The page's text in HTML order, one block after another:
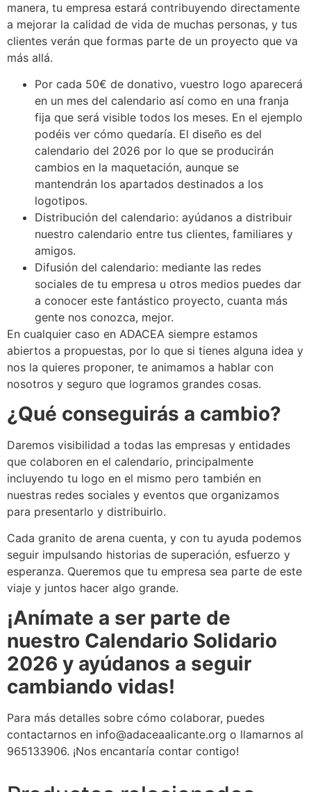
manera, tu empresa estará contribuyendo directamente
a mejorar la calidad de vida de muchas personas, y tus
clientes verán que formas parte de un proyecto que va
más allá.
Por cada 50€ de donativo, vuestro logo aparecerá
en un mes del calendario así como en una franja
fija que será visible todos los meses. En el ejemplo
podéis ver cómo quedaría. El diseño es del
calendario del 2026 por lo que se producirán
cambios en la maquetación, aunque se
mantendrán los apartados destinados a los
logotipos.
Distribución del calendario: ayúdanos a distribuir
nuestro calendario entre tus clientes, familiares y
amigos.
Difusión del calendario: mediante las redes
sociales de tu empresa u otros medios puedes dar
a conocer este fantástico proyecto, cuanta más
gente nos conozca, mejor.
En cualquier caso en ADACEA siempre estamos
abiertos a propuestas, por lo que si tienes alguna idea y
nos la quieres proponer, te animamos a hablar con
nosotros y seguro que logramos grandes cosas.
¿Qué conseguirás a cambio?
Daremos visibilidad a todas las empresas y entidades
que colaboren en el calendario, principalmente
incluyendo tu logo en el mismo pero también en
nuestras redes sociales y eventos que organizamos
para presentarlo y distribuirlo.
Cada granito de arena cuenta, y con tu ayuda podemos
seguir impulsando historias de superación, esfuerzo y
esperanza. Queremos que tu empresa sea parte de este
viaje y juntos hacer algo grande.
¡Anímate a ser parte de
nuestro Calendario Solidario
2026 y ayúdanos a seguir
cambiando vidas!
Para más detalles sobre cómo colaborar, puedes
contactarnos en info@adaceaalicante.org o llamarnos al
965133906. ¡Nos encantaría contar contigo!